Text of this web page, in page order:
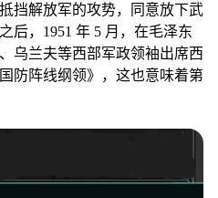
挡解放军的攻势，同意放下武
后，1951 年 5 月，在毛泽东
乌兰夫等西部军政领袖出席西
防阵线纲领》，这也意味着第